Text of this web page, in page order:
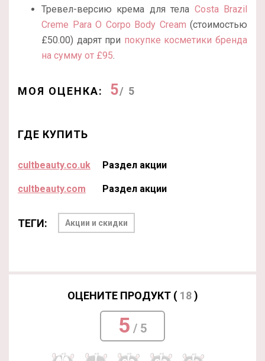
Тревел-версию крема для тела Costa Brazil
Creme Para O Corpo Body Cream (стоимостью
£50.00) дарят при покупке косметики бренда
на сумму от £95.
МОЯ ОЦЕНКА: 5/ 5
ГДЕ КУПИТЬ
cultbeauty.co.uk Раздел акции
cultbeauty.com Раздел акции
ТЕГИ: Акции и скидки
ОЦЕНИТЕ ПРОДУКТ ( 18)
5 / 5